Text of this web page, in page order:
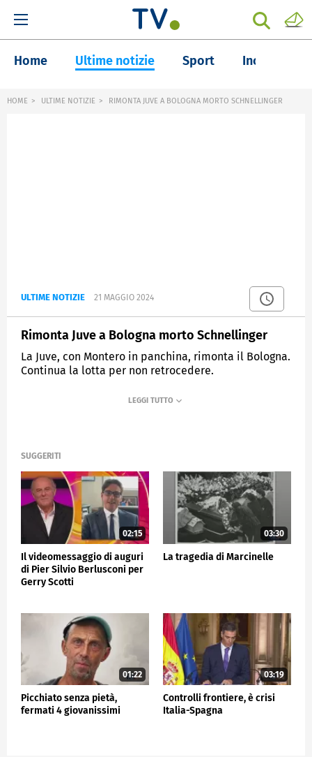
Home Ultime notizie Sport Inchieste
HOME ULTIME NOTIZIE RIMONTA JUVE A BOLOGNA MORTO SCHNELLINGER
ULTIME NOTIZIE 21 MAGGIO 2024
Rimonta Juve a Bologna morto Schnellinger
La Juve, con Montero in panchina, rimonta il Bologna.
Continua la lotta per non retrocedere.
SUGGERITI
02:15
Il videomessaggio di auguri
di Pier Silvio Berlusconi per
Gerry Scotti
03:30
La tragedia di Marcinelle
01:22
Picchiato senza pietà,
fermati 4 giovanissimi
03:19
Controlli frontiere, è crisi
Italia-Spagna